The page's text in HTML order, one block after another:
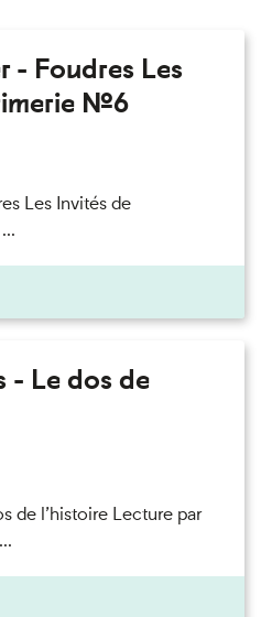
- Foudres Les
n°6
Les Invités de
- Le dos de
de l’histoire Lecture par